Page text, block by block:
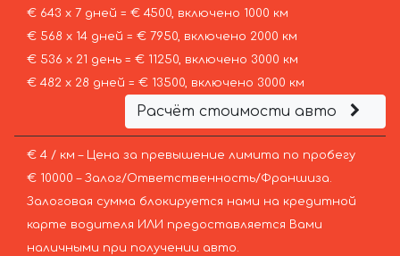
€ 643 х 7 дней = € 4500, включено 1000 км
€ 568 х 14 дней = € 7950, включено 2000 км
€ 536 х 21 день = € 11250, включено 3000 км
€ 482 х 28 дней = € 13500, включено 3000 км
Расчёт стоимости авто
€ 4 / км – Цена за превышение лимита по пробегу
€ 10000 – Залог/Ответственность/Франшиза.
Залоговая сумма блокируется нами на кредитной
карте водителя ИЛИ предоставляется Вами
наличными при получении авто.